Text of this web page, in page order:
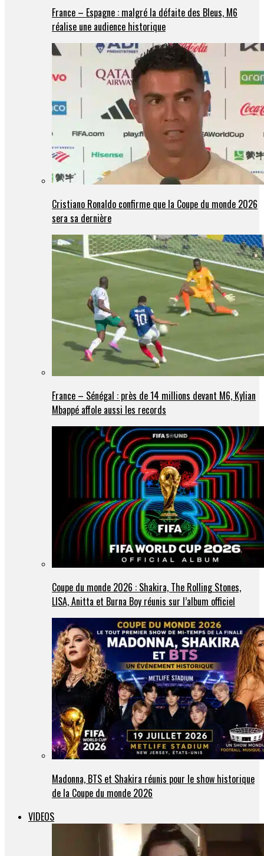
France – Espagne : malgré la défaite des Bleus, M6
réalise une audience historique
Cristiano Ronaldo confirme que la Coupe du monde 2026
sera sa dernière
France – Sénégal : près de 14 millions devant M6, Kylian
Mbappé affole aussi les records
Coupe du monde 2026 : Shakira, The Rolling Stones,
LISA, Anitta et Burna Boy réunis sur l’album officiel
Madonna, BTS et Shakira réunis pour le show historique
de la Coupe du monde 2026
VIDEOS